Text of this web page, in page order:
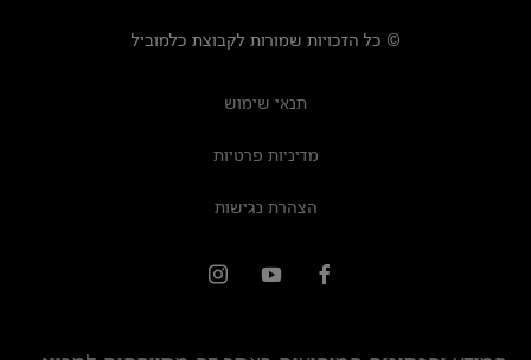
© כל הזכויות שמורות לקבוצת כלמוביל
תנאי שימוש
מדיניות פרטיות
הצהרת נגישות